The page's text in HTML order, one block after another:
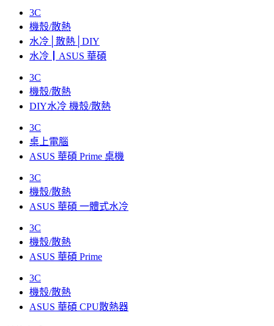
3C
機殼/散熱
水冷│散熱│DIY
水冷┃ASUS 華碩
3C
機殼/散熱
DIY水冷 機殼/散熱
3C
桌上電腦
ASUS 華碩 Prime 桌機
3C
機殼/散熱
ASUS 華碩 一體式水冷
3C
機殼/散熱
ASUS 華碩 Prime
3C
機殼/散熱
ASUS 華碩 CPU散熱器